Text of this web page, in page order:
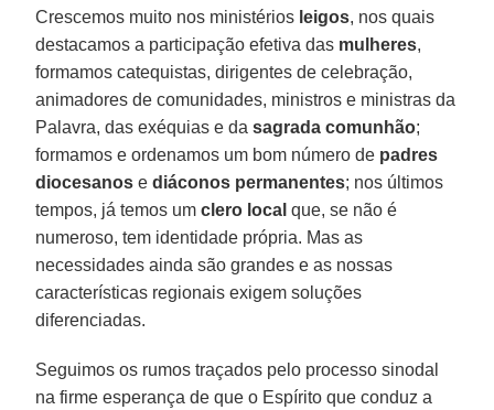
Crescemos muito nos ministérios leigos, nos quais
destacamos a participação efetiva das mulheres,
formamos catequistas, dirigentes de celebração,
animadores de comunidades, ministros e ministras da
Palavra, das exéquias e dasagrada comunhão;
formamos e ordenamos um bom número de padres
diocesanose diáconos permanentes; nos últimos
tempos, já temos umclero local que, se não é
numeroso, tem identidade própria. Mas as
necessidades ainda são grandes e as nossas
características regionais exigem soluções
diferenciadas.
Seguimos os rumos traçados pelo processo sinodal
na firme esperança de que o Espírito que conduz a